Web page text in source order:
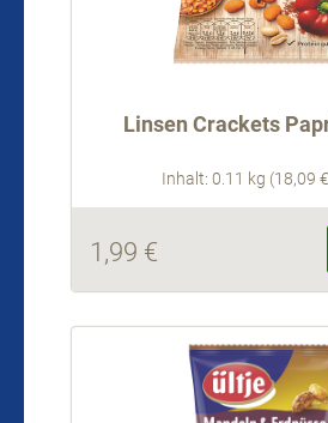
Linsen Crackets
Inhalt: 0.11 kg
1,99 €